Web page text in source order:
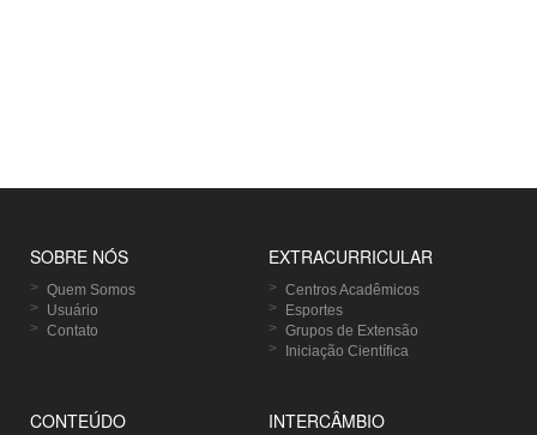
SOBRE NÓS
Quem Somos
Usuário
Contato
EXTRACURRICULAR
Centros Acadêmicos
Esportes
Grupos de Extensão
Iniciação Científica
CONTEÚDO INTERCÂMBIO